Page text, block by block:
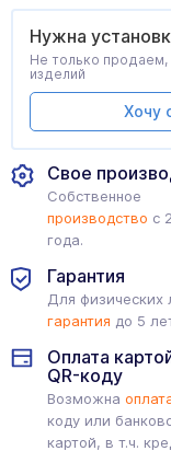
Свое
Собственное
производство с
года.
Гарантия
Для физических
гарантия до 5
Оплата
QR-коду
Возможна
коду или
картой, в т.ч.
Нужна
Не только
изделий
Хочу